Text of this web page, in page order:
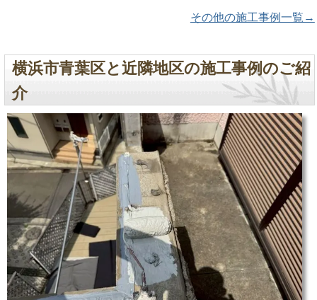
その他の施工事例一覧→
横浜市青葉区と近隣地区の施工事例のご紹
介